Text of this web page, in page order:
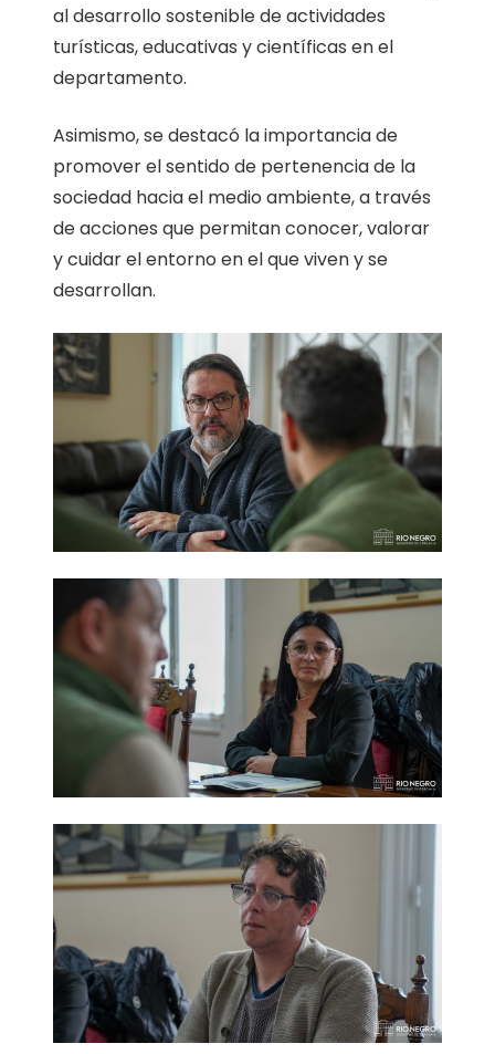
al desarrollo sostenible de actividades
turísticas, educativas y científicas en el
departamento.
Asimismo, se destacó la importancia de
promover el sentido de pertenencia de la
sociedad hacia el medio ambiente, a través
de acciones que permitan conocer, valorar
y cuidar el entorno en el que viven y se
desarrollan.